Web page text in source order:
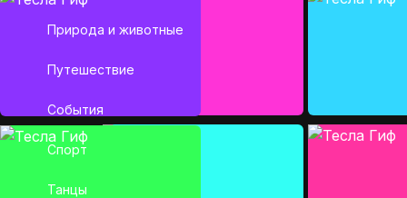
Природа и животные
Путешествие
События
Спорт
Танцы